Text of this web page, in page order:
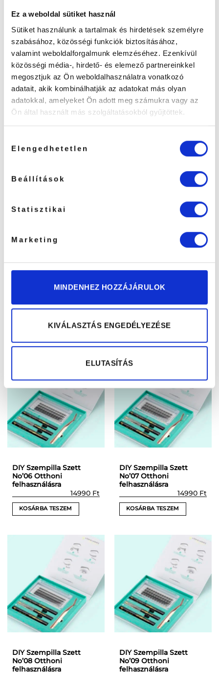
Ez a weboldal sütiket használ
Sütiket használunk a tartalmak és hirdetések személyre
szabásához, közösségi funkciók biztosításához,
valamint weboldalforgalmunk elemzéséhez. Ezenkívül
közösségi média-, hirdető- és elemező partnereinkkel
megosztjuk az Ön weboldalhasználatra vonatkozó
adatait, akik kombinálhatják az adatokat más olyan
adatokkal, amelyeket Ön adott meg számukra vagy az
Ön által használt más szolgáltatásokból gyűjtöttek.
kiválasztása
Elengedhetetlen
Beállítások
Statisztikai
Marketing
MINDENHEZ HOZZÁJÁRULOK
KIVÁLASZTÁS ENGEDÉLYEZÉSE
ELUTASÍTÁS
DIY Szempilla Szett L04
Otthoni felhasználásra
DIY Szempilla Szett L10
Otthoni felhasználásra
DIY Szempilla Szett A12
Otthoni felhasználásra
14990Ft
KOSÁRBA TESZEM
DIY Szempilla Szett
No’01 Otthoni
14990Ft
KOSÁRBA TESZEM
DIY Szempilla Szett
No’06 Otthoni
felhasználásra
14990 Ft
KOSÁRBA TESZEM
DIY Szempilla Szett
No’07 Otthoni
felhasználásra
14990 Ft
KOSÁRBA TESZEM
DIY Szempilla Szett
No’08 Otthoni
felhasználásra
DIY Szempilla Szett
No’09 Otthoni
felhasználásra